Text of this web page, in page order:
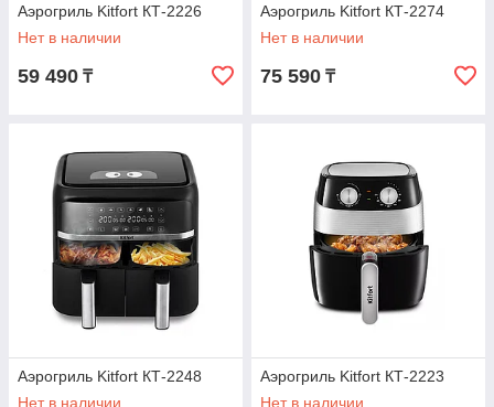
Аэрогриль Kitfort КТ-2226
Нет в наличии
59 490 ₸
Аэрогриль Kitfort КТ-2274
Нет в наличии
75 590 ₸
Аэрогриль Kitfort КТ-2248
Нет в наличии
Аэрогриль Kitfort КТ-2223
Нет в наличии